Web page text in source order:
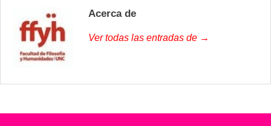
Acerca de
Ver todas las entradas de →